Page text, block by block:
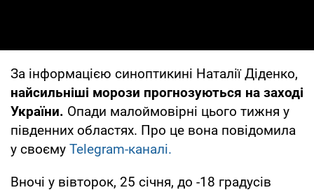
За інформацією синоптикині Наталії Діденко,
найсильніші морози прогнозуються на заході
України. Опади малоймовірні цього тижня у
південних областях. Про це вона повідомила
у своєму Telegram-каналі.
Вночі у вівторок, 25 січня, до -18 градусів